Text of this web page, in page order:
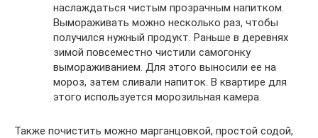
наслаждаться чистым прозрачным напитком.
Вымораживать можно несколько раз, чтобы
получился нужный продукт. Раньше в деревнях
зимой повсеместно чистили самогонку
вымораживанием. Для этого выносили ее на
мороз, затем сливали напиток. В квартире для
этого используется морозильная камера.
Также почистить можно марганцовкой, простой содой,